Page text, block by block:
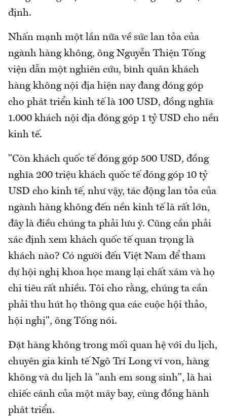
định.
Nhấn mạnh một lần nữa về sức lan tỏa của
ngành hàng không, ông Nguyễn Thiện Tống
viện dẫn một nghiên cứu, bình quân khách
hàng không nội địa hiện nay đang đóng góp
cho phát triển kinh tế là 100 USD, đồng nghĩa
1.000 khách nội địa đóng góp 1 tỷ USD cho nền
kinh tế.
"Còn khách quốc tế đóng góp 500 USD, đồng
nghĩa 200 triệu khách quốc tế đóng góp 10 tỷ
USD cho kinh tế, như vậy, tác động lan tỏa của
ngành hàng không đến nền kinh tế là rất lớn,
đây là điều chúng ta phải lưu ý. Cũng cần phải
xác định xem khách quốc tế quan trọng là
khách nào? Có người đến Việt Nam để tham
dự hội nghị khoa học mang lại chất xám và họ
chi tiêu rất nhiều. Tôi cho rằng, chúng ta cần
phải thu hút họ thông qua các cuộc hội thảo,
hội nghị", ông Tống nói.
Đặt hàng không trong mối quan hệ với du lịch,
chuyên gia kinh tế Ngô Trí Long ví von, hàng
không và du lịch là "anh em song sinh", là hai
chiếc cánh của một máy bay, cùng đồng hành
phát triển.